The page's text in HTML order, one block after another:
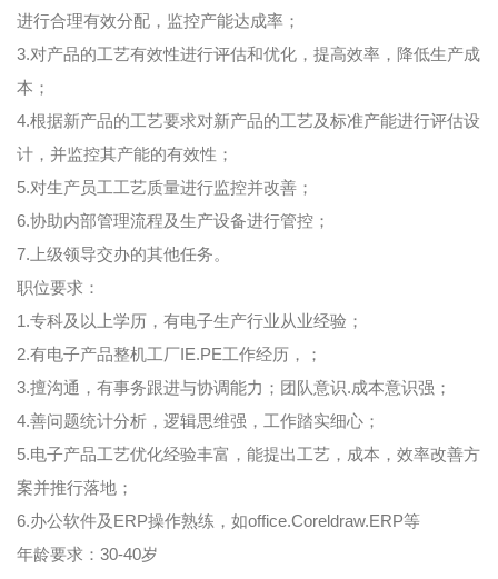
进行合理有效分配，监控产能达成率；
3.对产品的工艺有效性进行评估和优化，提高效率，降低生产成
本；
4.根据新产品的工艺要求对新产品的工艺及标准产能进行评估设
计，并监控其产能的有效性；
5.对生产员工工艺质量进行监控并改善；
6.协助内部管理流程及生产设备进行管控；
7.上级领导交办的其他任务。
职位要求：
1.专科及以上学历，有电子生产行业从业经验；
2.有电子产品整机工厂IE.PE工作经历，；
3.擅沟通，有事务跟进与协调能力；团队意识.成本意识强；
4.善问题统计分析，逻辑思维强，工作踏实细心；
5.电子产品工艺优化经验丰富，能提出工艺，成本，效率改善方
案并推行落地；
6.办公软件及ERP操作熟练，如office.Coreldraw.ERP等
年龄要求：30-40岁